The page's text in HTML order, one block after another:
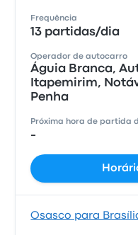
Frequência
13 partidas/dia
Operador de autocarro
Águia Branca,
Itapemirim,
Penha
Próxima hora de partida
-
Osasco para